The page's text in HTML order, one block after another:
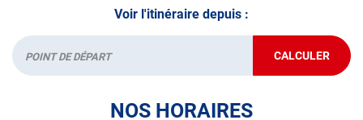
Voir l'itinéraire depuis :
Départ CALCULER
JUSQU'AU
POINT
NOS HORAIRES